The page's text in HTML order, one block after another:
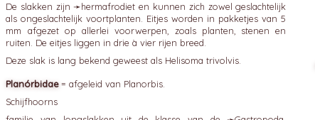
De slakken zijn ➛hermafrodiet en kunnen zich zowel geslachtelijk
als ongeslachtelijk voortplanten. Eitjes worden in pakketjes van 5
mm afgezet op allerlei voorwerpen, zoals planten, stenen en
ruiten. De eitjes liggen in drie à vier rijen breed.
Deze slak is lang bekend geweest als Helisoma trivolvis.
Planórbidae = afgeleid van Planorbis.
Schijfhoorns